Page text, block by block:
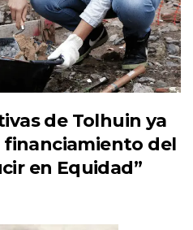
de Tolhuin ya
financiamiento del
en Equidad”